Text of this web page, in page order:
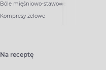
Bóle mięśniowo-stawowe
Kompresy żelowe
Na receptę